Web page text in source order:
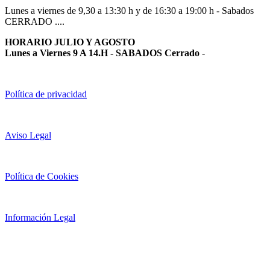
Lunes a viernes de 9,30 a 13:30 h y de 16:30 a 19:00 h - Sabados
CERRADO ....
HORARIO JULIO Y AGOSTO
Lunes a Viernes 9 A 14.H - SABADOS Cerrado -
Política de privacidad
Aviso Legal
Política de Cookies
Información Legal